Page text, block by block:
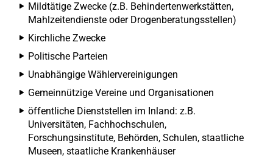
Mildtätige Zwecke (z.B. Behindertenwerkstätten,
Mahlzeitendienste oder Drogenberatungsstellen)
Kirchliche Zwecke
Politische Parteien
Unabhängige Wählervereinigungen
Gemeinnützige Vereine und Organisationen
öffentliche Dienststellen im Inland: z.B.
Universitäten, Fachhochschulen,
Forschungsinstitute, Behörden, Schulen, staatliche
Museen, staatliche Krankenhäuser